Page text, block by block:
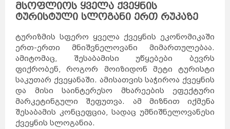
მსოფლიოს ყველა ქვეყნის
ტურისტული სლოგანი ერთ რუკაზე
ტურიზმის სფერო ყველა ქვეყნის ეკონომიკაში
ერთ-ერთი მნიშვნელოვანი მიმართულებაა.
ამიტომაც, შესაბამისი უწყებები ბევრს
ფიქრობენ, როგორ მოიზიდონ მეტი ტურისტი
საკუთარ ქვეყანაში. ამისათვის საჭიროა ქვეყნის
და მისი საინტერესო მხარეების ეფექტური
მარკეტინგული შეფუთვა. ამ მიზნით იქმენა
შესაბამის კონცეფცია, სადაც უმნიშნელოვანესი
ქვეყნის სლოგანია.